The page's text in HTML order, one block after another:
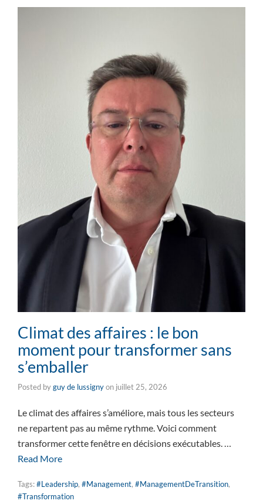
Climat des affaires : le bon
moment pour transformer sans
s’emballer
Posted byguy de lussignyon juillet 25, 2026
Le climat des affaires s’améliore, mais tous les secteurs
ne repartent pas au même rythme. Voici comment
transformer cette fenêtre en décisions exécutables. …
Read More
Tags:#Leadership, #Management, #ManagementDeTransition,
#Transformation